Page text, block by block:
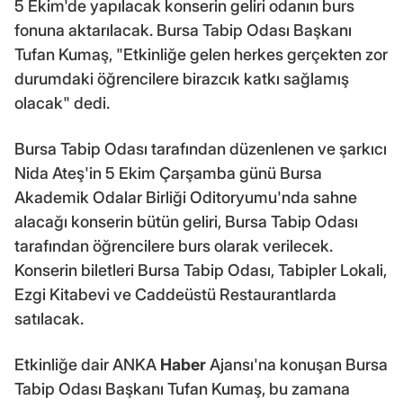
5 Ekim'de yapılacak konserin geliri odanın burs
fonuna aktarılacak. Bursa Tabip Odası Başkanı
Tufan Kumaş, "Etkinliğe gelen herkes gerçekten zor
durumdaki öğrencilere birazcık katkı sağlamış
olacak" dedi.
Bursa Tabip Odası tarafından düzenlenen ve şarkıcı
Nida Ateş'in 5 Ekim Çarşamba günü Bursa
Akademik Odalar Birliği Oditoryumu'nda sahne
alacağı konserin bütün geliri, Bursa Tabip Odası
tarafından öğrencilere burs olarak verilecek.
Konserin biletleri Bursa Tabip Odası, Tabipler Lokali,
Ezgi Kitabevi ve Caddeüstü Restaurantlarda
satılacak.
Etkinliğe dair ANKA HaberAjansı'na konuşan Bursa
Tabip Odası Başkanı Tufan Kumaş, bu zamana